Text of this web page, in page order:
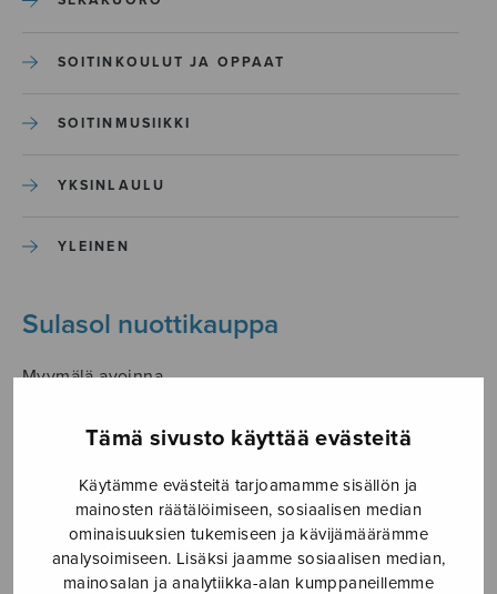
Tämä sivusto käyttää evästeitä
Käytämme evästeitä tarjoamamme sisällön ja
mainosten räätälöimiseen, sosiaalisen median
ominaisuuksien tukemiseen ja kävijämäärämme
analysoimiseen. Lisäksi jaamme sosiaalisen median,
mainosalan ja analytiikka-alan kumppaneillemme
SOITINKOULUT JA OPPAAT
SOITINMUSIIKKI
YKSINLAULU
YLEINEN
Sulasol nuottikauppa
Myymälä avoinna
Tallberginkatu 1 B, 1,5 krs.
00180 Helsinki
myynti@sulasol.fi
puh. 050 305 6502